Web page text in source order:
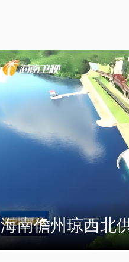
海南儋州琼西北
项目